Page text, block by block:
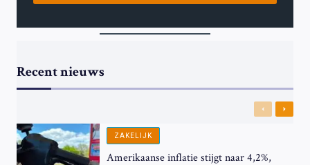
Recent nieuws
Previous
Next
ZAKELIJK
Amerikaanse inflatie stijgt naar 4,2%,